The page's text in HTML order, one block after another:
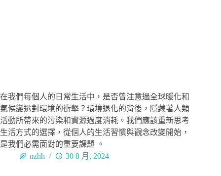
在我們每個人的日常生活中，是否曾注意過全球暖化和
氣候變遷對環境的衝擊？環境退化的背後，隱藏著人類
活動所帶來的污染和資源過度消耗。我們應該重新思考
生活方式的選擇，從個人的生活習慣與觀念改變開始，
是我們必需面對的重要課題 。
nzhh
30 8 月, 2024